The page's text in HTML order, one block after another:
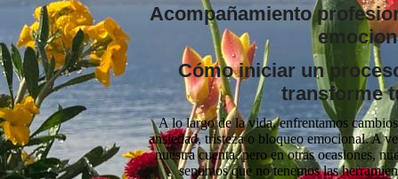
Acompañamiento
Cómo iniciar un
transforme
A lo largo de la vida, enfrentamos
ansiedad, tristeza o bloqueo emocional. A
nuestra cuenta, pero en otras ocasiones,
sentimos que no tenemos las